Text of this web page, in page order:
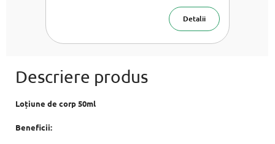
Detalii
Loțiune de corp 50ml
Beneficii: